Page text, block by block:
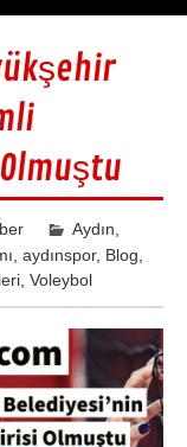
Aydın
,aydınspor, Blog
,Voleybol